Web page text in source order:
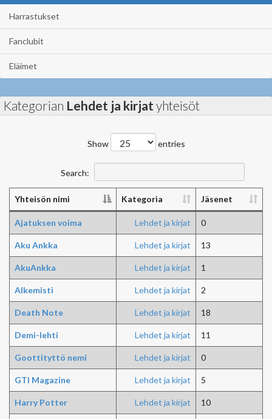
Harrastukset
Fanclubit
Eläimet
Kategorian Lehdet ja kirjat yhteisöt
Show entries
Search:
Yhteisön nimi Kategoria Jäsenet
Ajatuksen voima Lehdet ja kirjat 0
Aku Ankka Lehdet ja kirjat 13
AkuAnkka Lehdet ja kirjat 1
Alkemisti Lehdet ja kirjat 2
Death Note Lehdet ja kirjat 18
Demi-lehti Lehdet ja kirjat 11
Goottityttö nemi Lehdet ja kirjat 0
GTI Magazine Lehdet ja kirjat 5
Harry Potter Lehdet ja kirjat 10